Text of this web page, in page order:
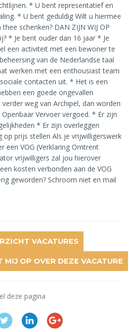
* U bent representatief en
* U bent geduldig Wilt u hiermee
schenken? DAN ZIJN WIJ OP
* Je bent ouder dan 16 jaar * Je
een activiteit met een bewoner te
van de Nederlandse taal
werken met een enthousiast team
contacten uit. * Het is een
een goede ongevallen
weg van Archipel, dan worden
Vervoer vergoed. * Er zijn
* Er zijn overleggen
prijs stellen Als je vrijwilligerswerk
een VOG (Verklaring Omtrent
vrijwilligers zal jou hierover
kosten verbonden aan de VOG
geworden? Schroom niet en mail
VACATURES
MIJ OP OVER DEZE VACATURE
deze pagina